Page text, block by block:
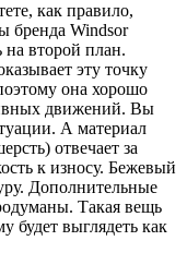
как правило,
бренда Windsor
на второй план.
эту точку
она хорошо
движений. Вы
А материал
отвечает за
к износу. Бежевый
Дополнительные
Такая вещь
будет выглядеть как